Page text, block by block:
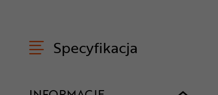
Specyfikacja